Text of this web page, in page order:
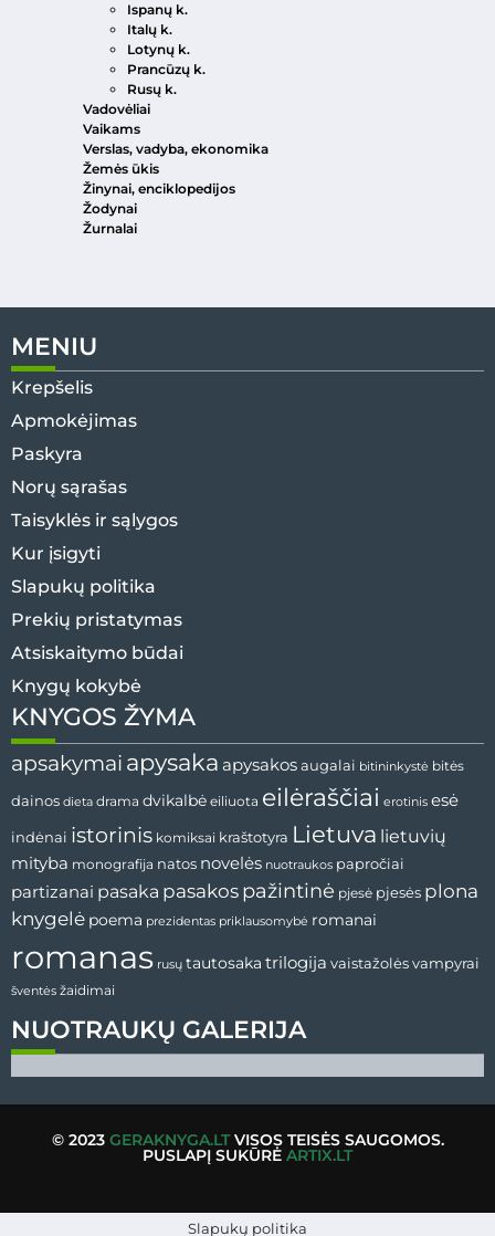
Ispanų k.
Italų k.
Lotynų k.
Prancūzų k.
Rusų k.
Vadovėliai
Vaikams
Verslas, vadyba, ekonomika
Žemės ūkis
Žinynai, enciklopedijos
Žodynai
Žurnalai
MENIU
Krepšelis
Apmokėjimas
Paskyra
Norų sąrašas
Taisyklės ir sąlygos
Kur įsigyti
Slapukų politika
Prekių pristatymas
Atsiskaitymo būdai
Knygų kokybė
NUOTRAUKŲ GALERIJA
KNYGOS ŽYMA
apsakymai apysaka apysakos augalai bitininkystė bitės
dainos dieta drama dvikalbė eiliuota eilėraščiai erotinis esė
indėnai istorinis komiksai kraštotyra Lietuva lietuvių
mityba monografija natos novelės nuotraukos papročiai
partizanai pasaka pasakos pažintinė pjesė pjesės plona
knygelė poema prezidentas priklausomybė romanai
romanas rusų tautosaka trilogija vaistažolėsvampyrai
šventės žaidimai
© 2023 GERAKNYGA.LTVISOS TEISĖS SAUGOMOS.
PUSLAPĮ SUKŪRĖ ARTIX.LT
Slapukų politika